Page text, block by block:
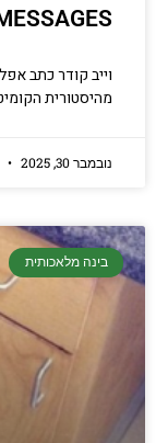
וייב קודר כתב
מהיסטורית
נובמבר 30, 2025
בינה מלאכותית